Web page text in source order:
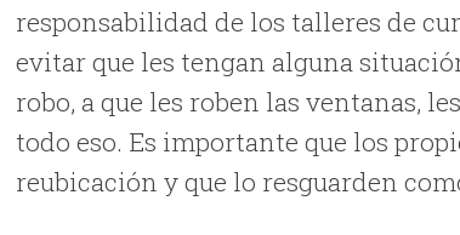
responsabilidad de los talleres de
evitar que les tengan alguna
robo, a que les roben las ventanas,
todo eso. Es importante que los
reubicación y que lo resguarden